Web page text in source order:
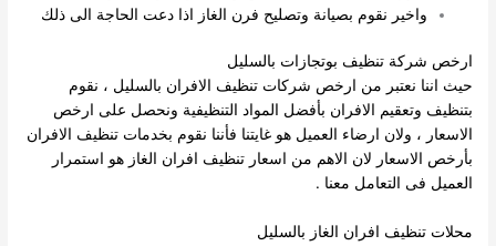
واخير نقوم بصيانة وتصليح فرن الغاز اذا دعت الحاجة الى ذلك
ارخص شركة تنظيف بوتجازات بالسليل
حيث اننا نعتبر من ارخص شركات تنظيف الافران بالسليل ، نقوم
بتنظيف وتعقيم الافران بأفضل المواد التنظيفية ونحصل على ارخص
الاسعار ، ولان ارضاء العميل هو غايتنا فأننا نقوم بخدمات تنظيف الافران
بأرخص الاسعار لان الاهم من اسعار تنظيف افران الغاز هو استمرار
العميل فى التعامل معنا .
محلات تنظيف افران الغاز بالسليل